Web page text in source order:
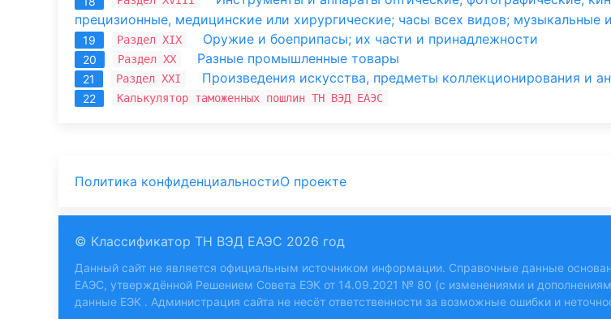
прецизионные, медицинские или хирургические; часы всех видов; музыкальные
19 Раздел XIX Оружие и боеприпасы; их части и принадлежности
20 Раздел XX Разные промышленные товары
21 Раздел XXI Произведения искусства, предметы коллекционирования и
22 Калькулятор таможенных пошлин ТН ВЭД ЕАЭС
Политика конфиденциальностиО проекте
© Классификатор ТН ВЭД ЕАЭС 2026 год
Данный сайт не является официальным источником информации. Справочные данные
ЕАЭС, утверждённой Решением Совета ЕЭК от 14.09.2021 № 80 (с изменениями и
данные ЕЭК . Администрация сайта не несёт ответственности за возможные ошибки и